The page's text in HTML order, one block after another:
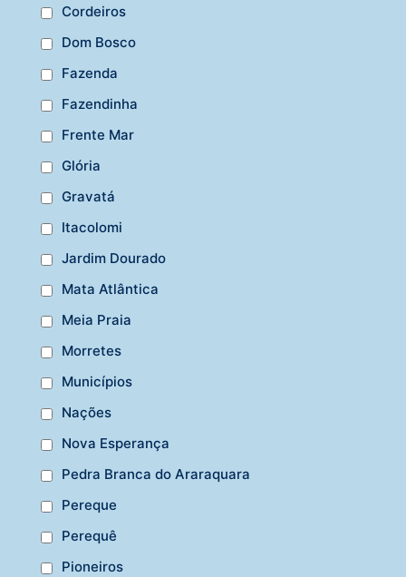
Cordeiros
Dom Bosco
Fazenda
Fazendinha
Frente Mar
Glória
Gravatá
Itacolomi
Jardim Dourado
Mata Atlântica
Meia Praia
Morretes
Municípios
Nações
Nova Esperança
Pedra Branca do Araraquara
Pereque
Perequê
Pioneiros